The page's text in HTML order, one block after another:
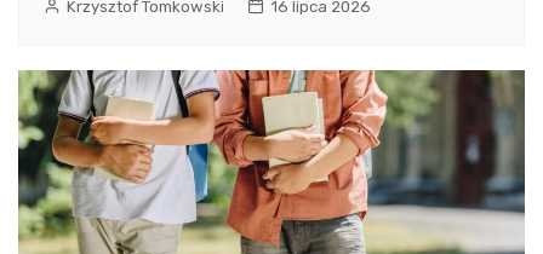
Krzysztof Tomkowski 16 lipca 2026